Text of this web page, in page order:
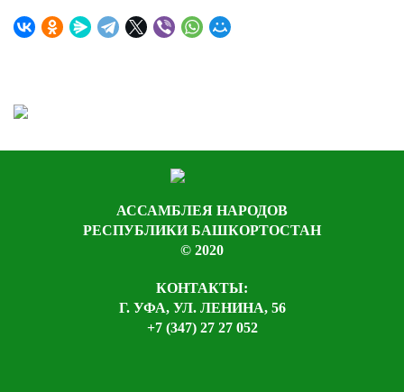
АССАМБЛЕЯ НАРОДОВ
РЕСПУБЛИКИ БАШКОРТОСТАН
© 2020
КОНТАКТЫ:
Г. УФА, УЛ. ЛЕНИНА, 56
+7 (347) 27 27 052